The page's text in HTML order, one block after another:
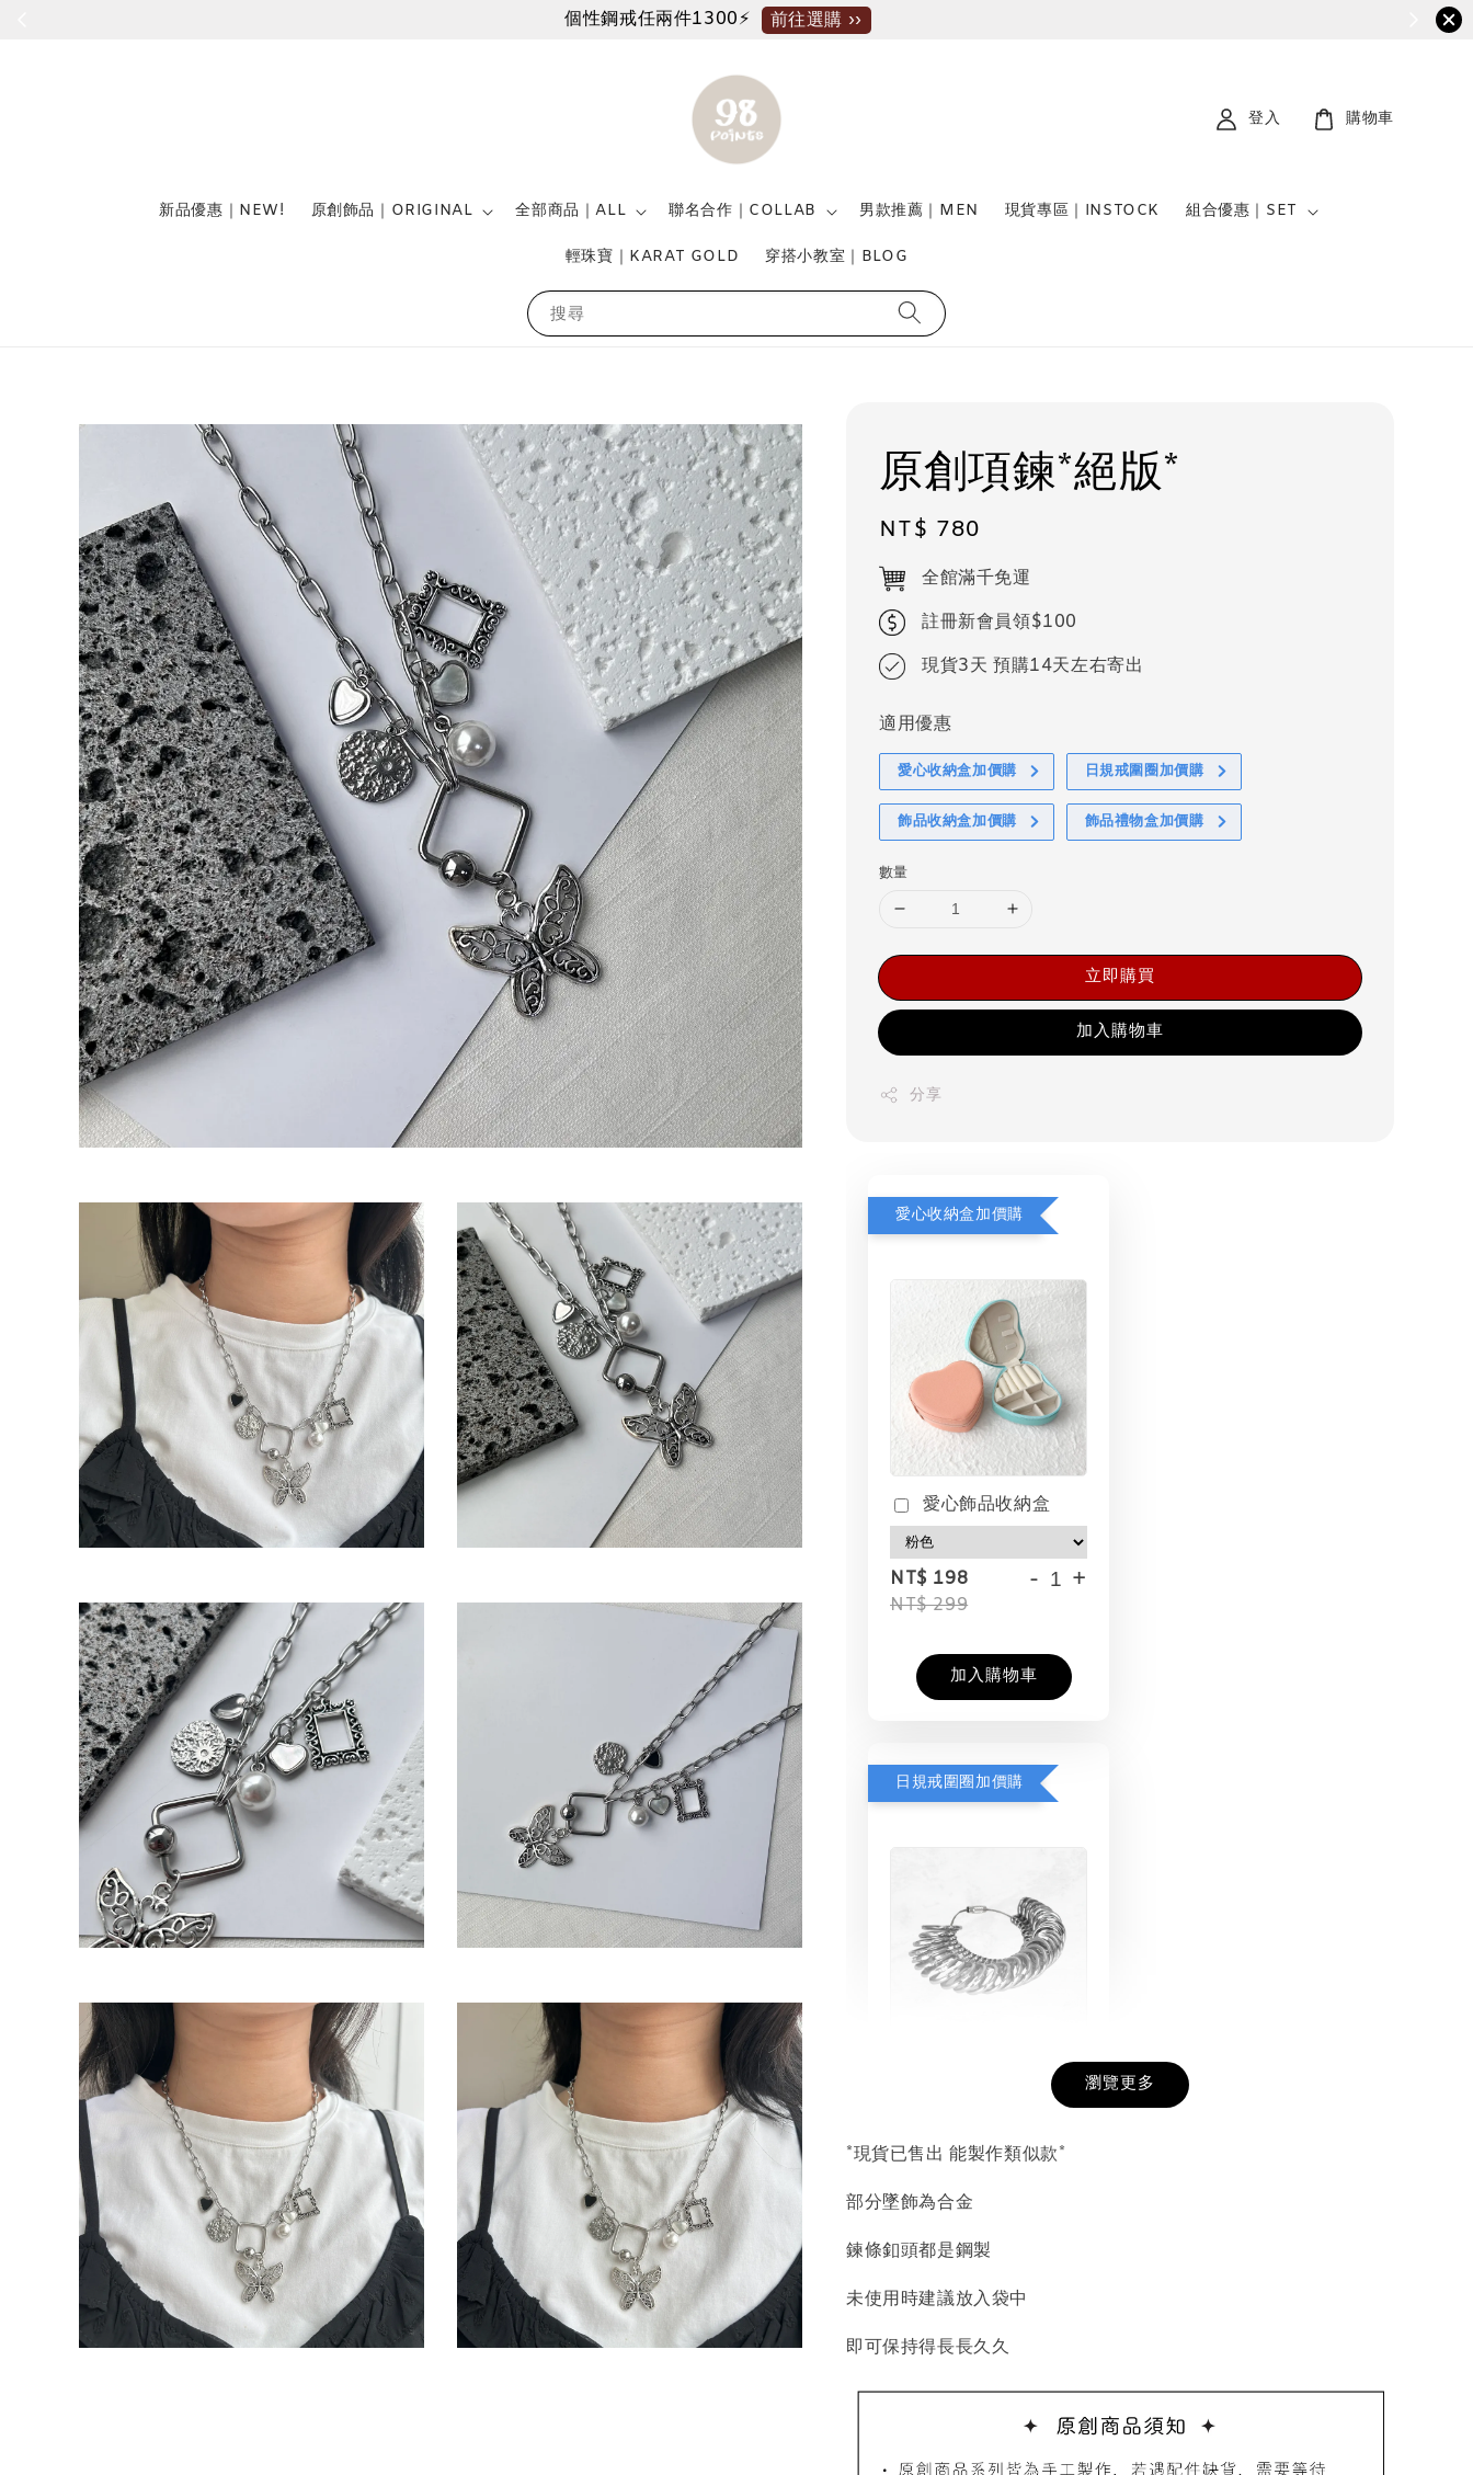
個性鋼戒任兩件1300⚡ 前往選購 ››
搜尋
新品優惠｜NEW! 原創飾品｜ORIGINAL 全部商品｜ALL 聯名合作｜COLLAB 男款推薦｜MEN 現貨專區｜INSTOCK 組合優惠｜SET
輕珠寶｜KARAT GOLD 穿搭小教室｜BLOG
登入 購物車
原創項鍊*絕版*
Regular
price
NT$ 780
全館滿千免運
註冊新會員領$100
現貨3天 預購14天左右寄出
適用優惠
愛心收納盒加價購 日規戒圍圈加價購
飾品收納盒加價購 飾品禮物盒加價購
數量
立即購買
加入購物車
分享
愛心收納盒加價購
愛心飾品收納盒
NT$ 198
NT$ 299
- +
加入購物車
日規戒圍圈加價購
NT$ 98
+
加入購物車
瀏覽更多
*現貨已售出 能製作類似款*
部分墜飾為合金
鍊條釦頭都是鋼製
未使用時建議放入袋中
即可保持得長長久久